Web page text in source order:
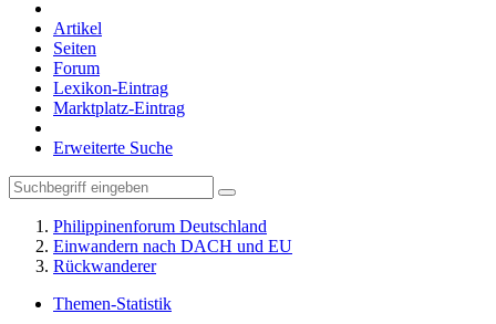
Artikel
Seiten
Forum
Lexikon-Eintrag
Marktplatz-Eintrag
Erweiterte Suche
Philippinenforum Deutschland
Einwandern nach DACH und EU
Rückwanderer
Themen-Statistik